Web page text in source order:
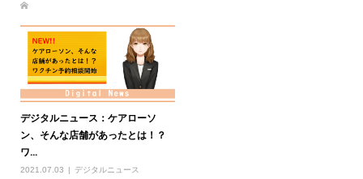
デジタルニュース：ケアローソ
ン、そんな店舗があったとは！？
ワ...
2021.07.03 デジタルニュース